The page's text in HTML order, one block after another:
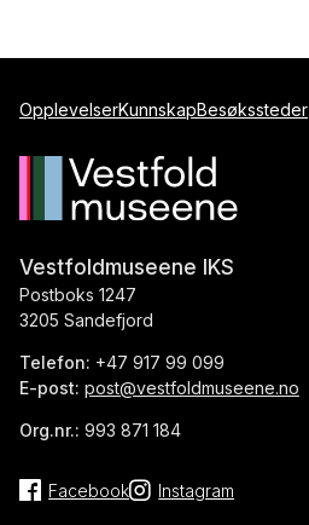
OpplevelserKunnskapBesøkssteder
Vestfoldmuseene IKS
Postboks 1247
3205 Sandefjord
Telefon: +47 917 99 099
E-post: post@vestfoldmuseene.no
Org.nr.: 993 871 184
Facebook Instagram